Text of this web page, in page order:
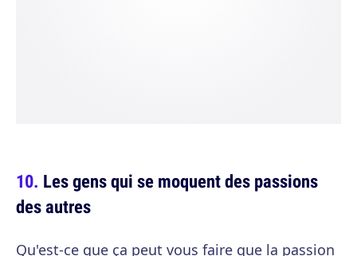
Les gens qui se moquent des passions
des autres
Qu'est-ce que ça peut vous faire que la passion